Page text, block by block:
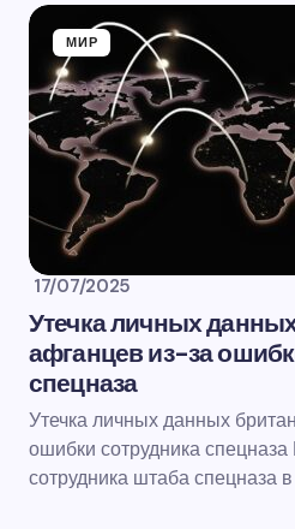
МИР
17/07/2025
Утечка личных
афганцев из-за
спецназа
Утечка личных данных
ошибки сотрудника
сотрудника штаба спецназа